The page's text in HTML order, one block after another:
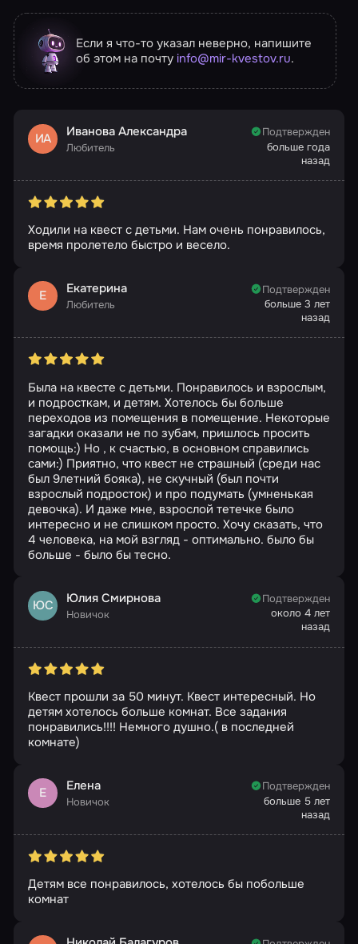
Если я что-то указал неверно, напишите
об этом на почту info@mir-kvestov.ru.
ИА Иванова Александра
Любитель
Подтвержден
больше года
назад
Ходили на квест с детьми. Нам очень понравилось,
время пролетело быстро и весело.
Е Екатерина
Любитель
Подтвержден
больше 3 лет
назад
Была на квесте с детьми. Понравилось и взрослым,
и подросткам, и детям. Хотелось бы больше
переходов из помещения в помещение. Некоторые
загадки оказали не по зубам, пришлось просить
помощь:) Но , к счастью, в основном справились
сами:) Приятно, что квест не страшный (среди нас
был 9летний бояка), не скучный (был почти
взрослый подросток) и про подумать (умненькая
девочка). И даже мне, взрослой тетечке было
интересно и не слишком просто. Хочу сказать, что
4 человека, на мой взгляд - оптимально. было бы
больше - было бы тесно.
ЮС Юлия Смирнова
Новичок
Подтвержден
около 4 лет
назад
Квест прошли за 50 минут. Квест интересный. Но
детям хотелось больше комнат. Все задания
понравились!!!! Немного душно.( в последней
комнате)
Е Елена
Новичок
Подтвержден
больше 5 лет
назад
Детям все понравилось, хотелось бы побольше
комнат